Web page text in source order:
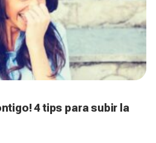
4 tips para subir la